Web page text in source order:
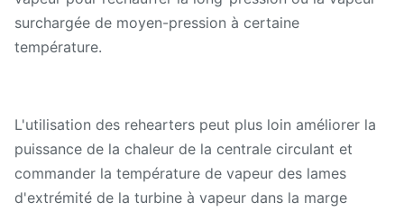
surchargée de moyen-pression à certaine
température.
L'utilisation des rehearters peut plus loin améliorer la
puissance de la chaleur de la centrale circulant et
commander la température de vapeur des lames
d'extrémité de la turbine à vapeur dans la marge